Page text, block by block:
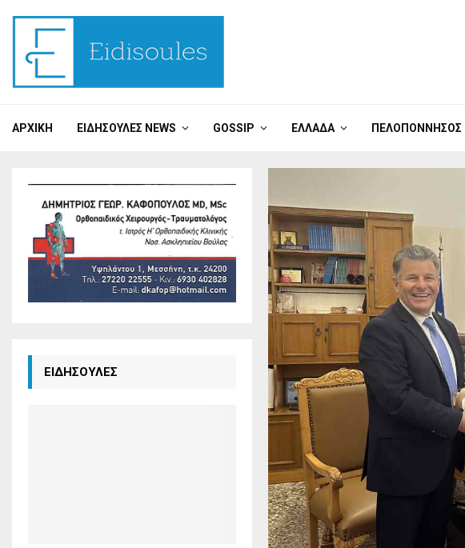
ΑΡΧΙΚΉ ΕΙΔΗΣΟΎΛΕΣ NEWS GOSSIP ΕΛΛΆΔΑ ΠΕΛΟΠΌΝΝΗΣΟΣ
ΕΙΔΗΣΟΥΛΕΣ